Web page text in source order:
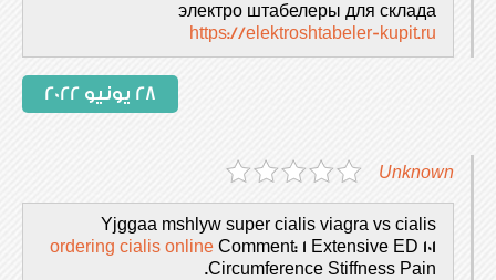
электро штабелеры для склада
https://elektroshtabeler-kupit.ru
28 يونيو 2022
Unknown
Yjggaa mshlyw super cialis viagra vs cialis
ordering cialis online Comment: 1 Extensive ED 101
Circumference Stiffness Pain.